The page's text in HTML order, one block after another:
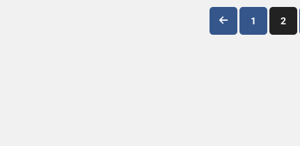
1 2